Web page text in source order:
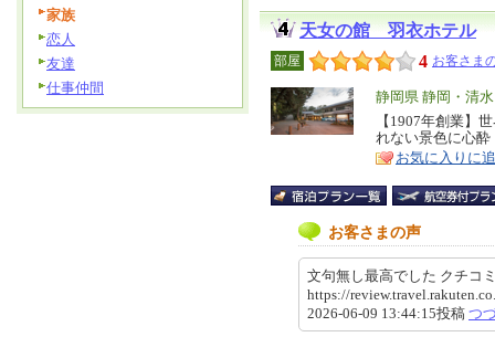
天女の館 羽衣ホテル
部屋 4 お客さま
エ
リ
ア
静岡県 静岡・清水
特
徴
【1907年創業】
れない景色に心酔
お気に入りに
お客さまの声
文句無し最高でした クチ
https://
2026-06-09 13:44:15投稿 つ
家族
恋人
友達
仕事仲間